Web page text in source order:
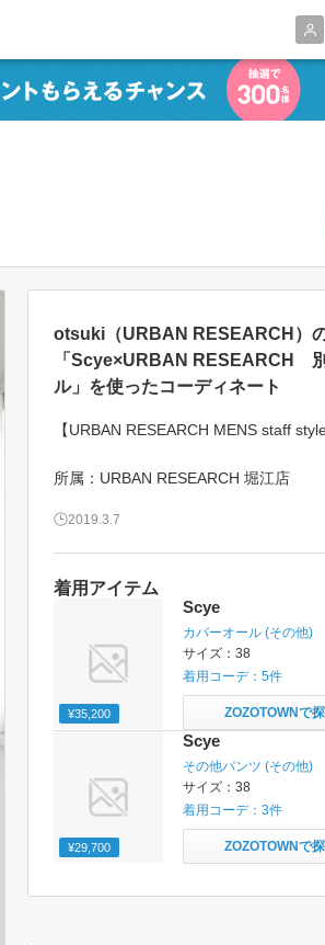
着用アイテム
¥35,200
Scye
カバーオール (その他)
サイズ： 38
着用コーデ： 5件
ZOZOTOWNで
¥29,700
Scye
その他パンツ (その他)
サイズ： 38
着用コーデ： 3件
ZOZOTOWNで
otsuki（URBAN RESEARCH）
「Scye×URBAN RESEARCH
ル」を使ったコーディネート
【URBAN RESEARCH MENS staff style
所属：URBAN RESEARCH 堀江店
2019.3.7